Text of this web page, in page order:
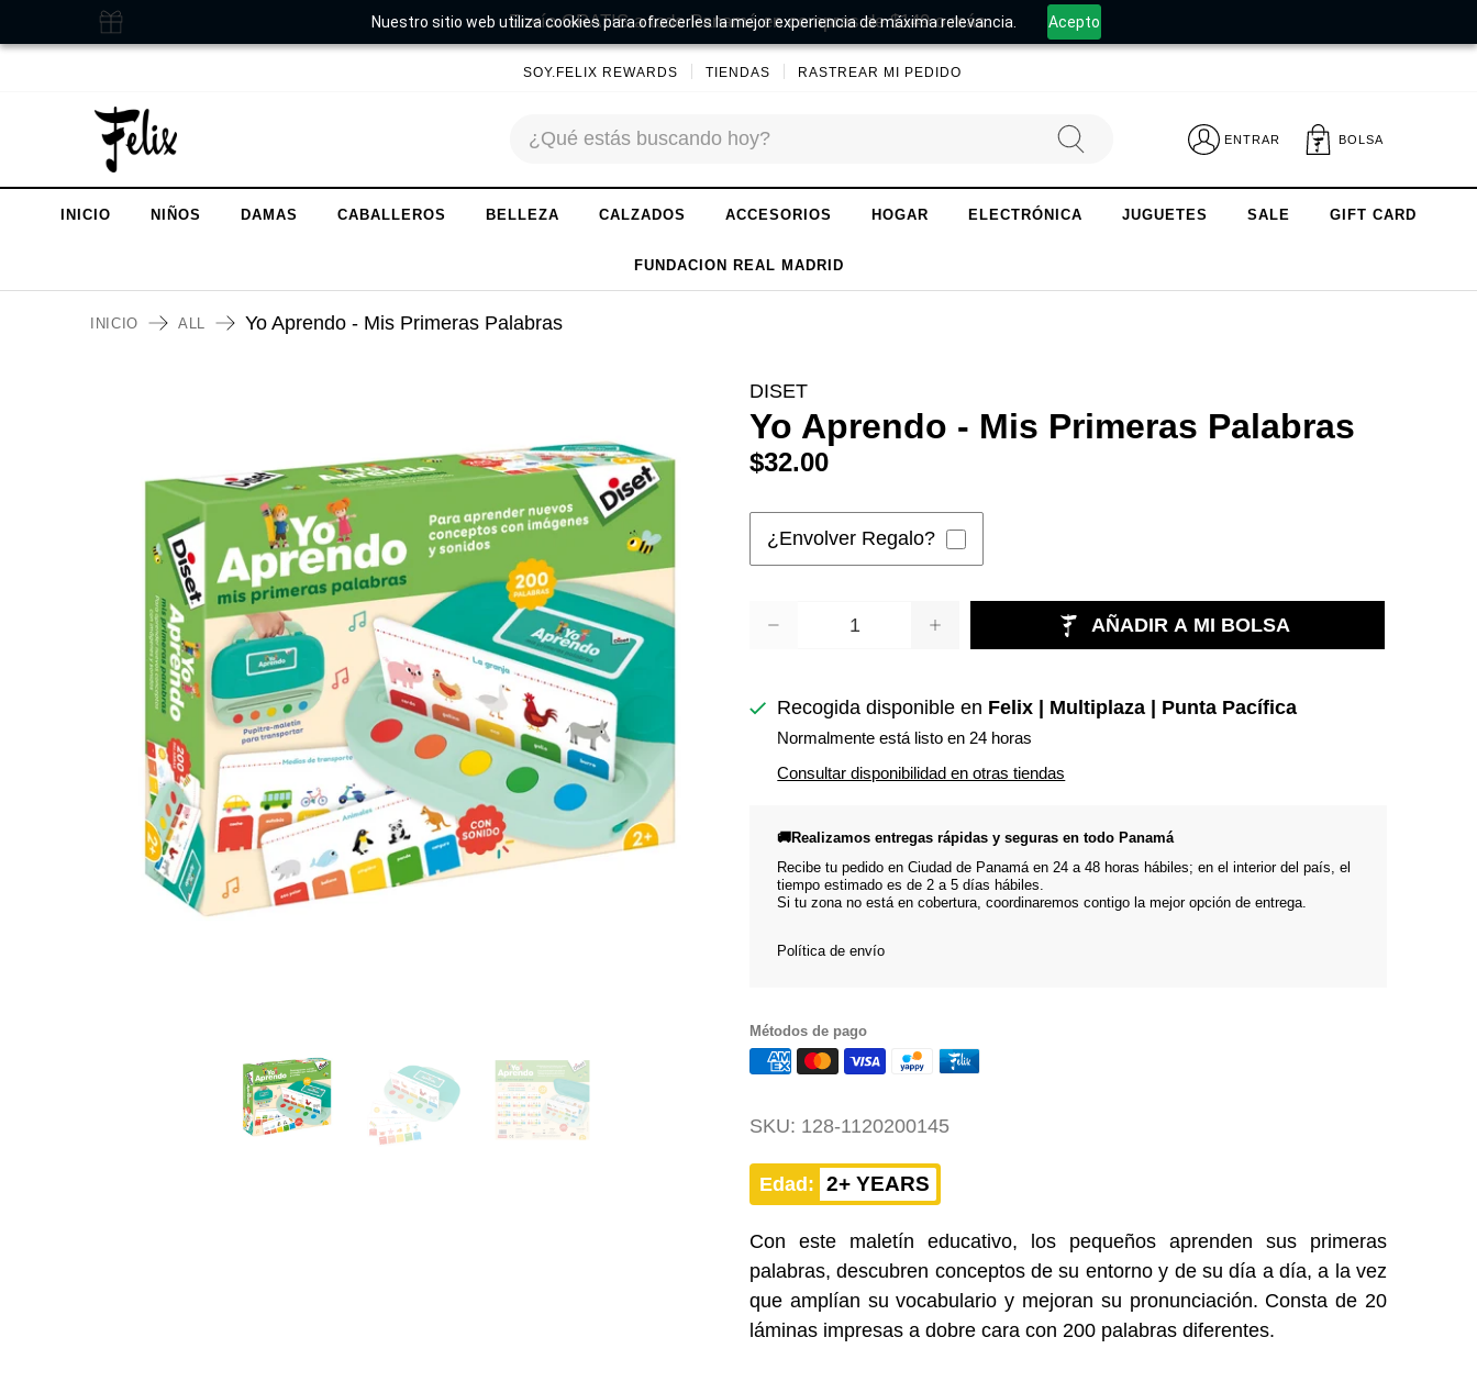
Nuestro sitio web utiliza cookies para ofrecerles la mejor experiencia de máxima relevancia. Acepto
Envío GRATIS a todo Panamá en compras de $149 o más.
SOY.FELIX REWARDS TIENDAS RASTREAR MI PEDIDO
ENTRAR BOLSA
INICIO NIÑOS DAMAS CABALLEROS BELLEZA CALZADOS ACCESORIOS HOGAR ELECTRÓNICA JUGUETES SALE GIFT CARD
FUNDACION REAL MADRID
INICIO ALL Yo Aprendo - Mis Primeras Palabras
DISET
Yo Aprendo - Mis Primeras Palabras
$32.00
¿Envolver Regalo?
AÑADIR A MI BOLSA
Recogida disponible en Felix | Multiplaza | Punta Pacífica
Normalmente está listo en 24 horas
Consultar disponibilidad en otras tiendas
🚚Realizamos entregas rápidas y seguras en todo Panamá
Recibe tu pedido en Ciudad de Panamá en 24 a 48 horas hábiles; en el interior del país, el
tiempo estimado es de 2 a 5 días hábiles.
Si tu zona no está en cobertura, coordinaremos contigo la mejor opción de entrega.
Política de envío
Métodos de pago
SKU: 128-1120200145
Edad: 2+ YEARS
Con este maletín educativo, los pequeños aprenden sus primeras
palabras, descubren conceptos de su entorno y de su día a día, a la vez
que amplían su vocabulario y mejoran su pronunciación. Consta de 20
láminas impresas a dobre cara con 200 palabras diferentes.